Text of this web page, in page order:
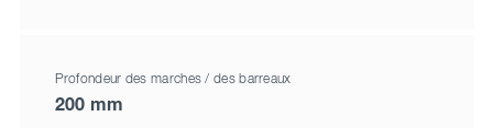
Profondeur des marches / des barreaux
200 mm